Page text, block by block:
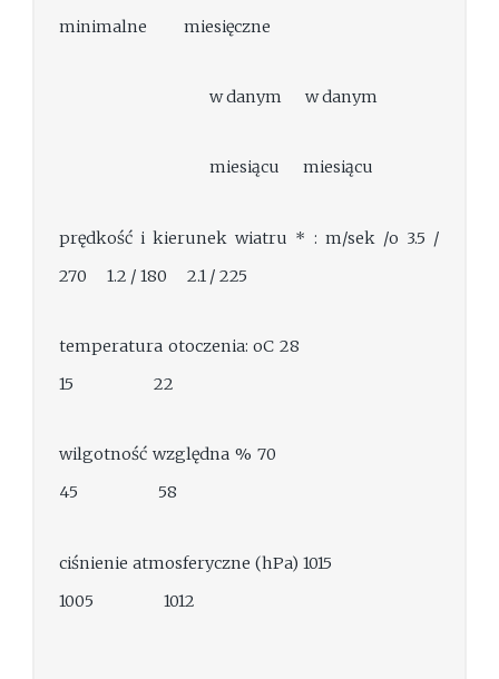
minimalne miesięczne
w danym w danym
miesiącu miesiącu
prędkość i kierunek wiatru * : m/sek /o 3.5 /
270 1.2 / 180 2.1 / 225
temperatura otoczenia: oC 28
15 22
wilgotność względna % 70
45 58
ciśnienie atmosferyczne (hPa) 1015
1005 1012